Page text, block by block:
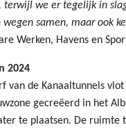
terwijl we er tegelijk in
samen, maar ook
Werken, Havens en
2024
van de Kanaaltunnels
gecreëerd in het
te plaatsen. De ruimte